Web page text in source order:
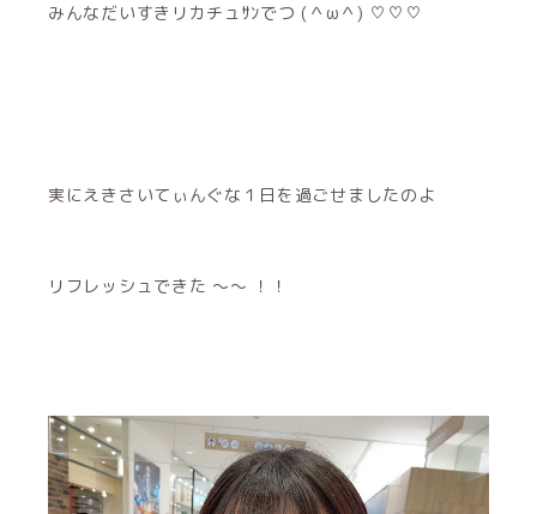
みんなだいすきリカチュｻﾝでつ (＾ω＾) ♡♡♡
実にえきさいてぃんぐな１日を過ごせましたのよ
リフレッシュできた 〜〜 ！！